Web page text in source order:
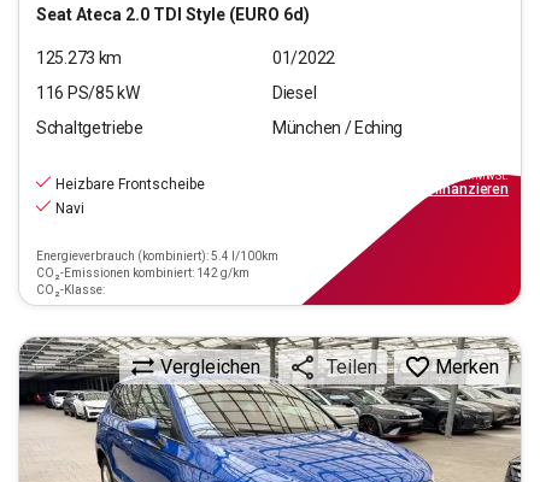
SeatAteca 2.0 TDI Style (EURO 6d)
125.273 km
01/2022
116 PS/85 kW
Diesel
Schaltgetriebe
München / Eching
Heizbare Frontscheibe
Navi
Energieverbrauch (kombiniert): 5.4 l/100km
CO₂-Emissionen kombiniert: 142 g/km
CO₂-Klasse:
inkl.MwSt.
finanzieren
Vergleichen Teilen Merken